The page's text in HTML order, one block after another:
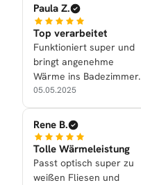
Paula Z.
Top verarbeitet
Funktioniert super und
bringt angenehme
Wärme ins Badezimmer.
05.05.2025
Rene B.
Tolle Wärmeleistung
Passt optisch super zu
weißen Fliesen und